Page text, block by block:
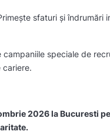
sfaturi și îndrumări
speciale de
cariere.
2026 la Bucuresti